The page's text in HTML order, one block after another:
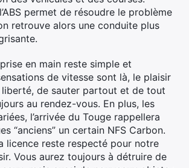
permet de résoudre le problème
retrouve alors une conduite plus
en main reste simple et
de vitesse sont là, le plaisir
de sauter partout et de tout
au rendez-vous. En plus, les
l’arrivée du Touge rappellera
“anciens” un certain NFS Carbon.
licence reste respecté pour notre
Vous aurez toujours à détruire de